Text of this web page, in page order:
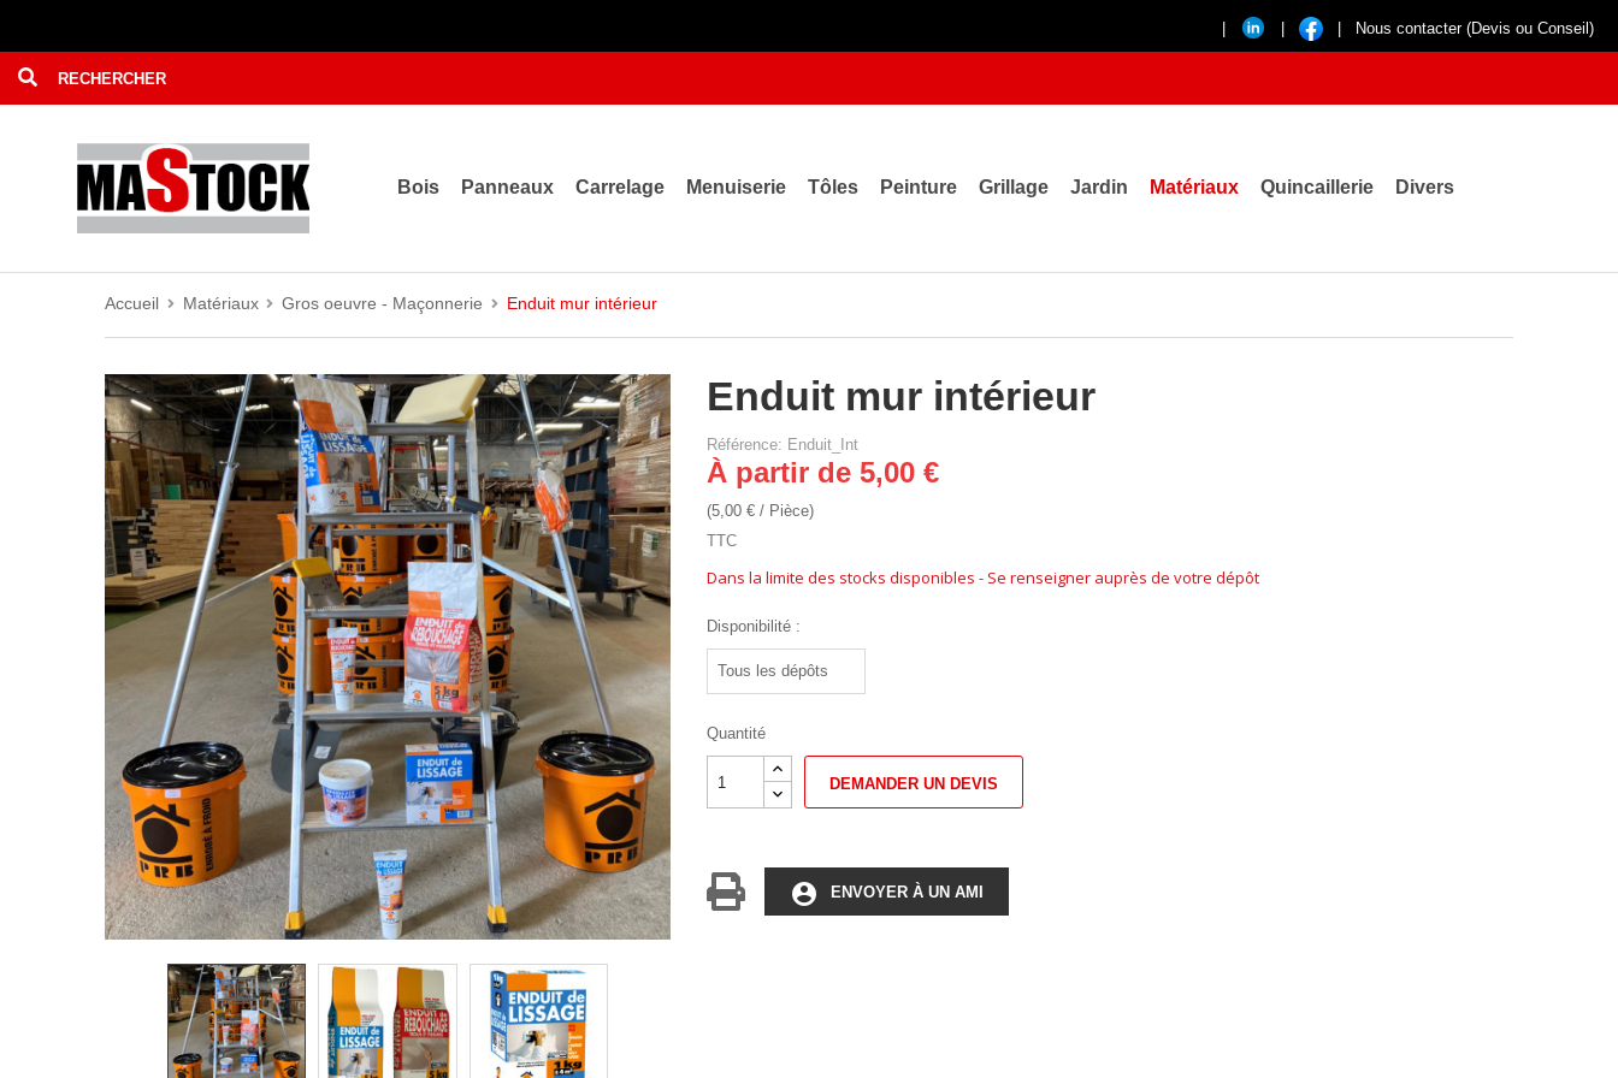
Nous contacter (Devis ou Conseil)
Bois Panneaux Carrelage Menuiserie Tôles Peinture Grillage Jardin Matériaux Quincaillerie Divers
Accueil Matériaux Gros oeuvre - Maçonnerie Enduit mur intérieur
Enduit mur intérieur
Référence: Enduit_Int
À partir de 5,00 €
(5,00 € / Pièce)
TTC
Dans la limite des stocks disponibles - Se renseigner auprès de votre dépôt
Disponibilité :
Quantité
DEMANDER UN DEVIS
account_circle ENVOYER À UN AMI